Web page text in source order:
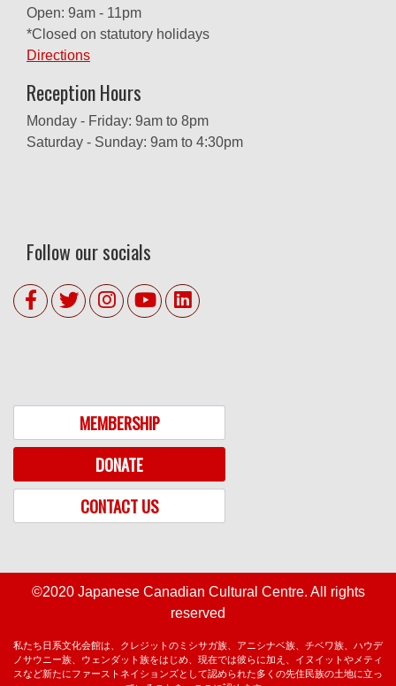
Open: 9am - 11pm
*Closed on statutory holidays
Directions
Reception Hours
Monday - Friday: 9am to 8pm
Saturday - Sunday: 9am to 4:30pm
Follow our socials
MEMBERSHIP
DONATE
CONTACT US
©2020 Japanese Canadian Cultural Centre. All rights
reserved
私たち日系文化会館は、クレジットのミシサガ族、アニシナベ族、チベワ族、ハウデ
ノサウニー族、ウェンダット族をはじめ、現在では彼らに加え、イヌイットやメティ
スなど新たにファーストネイションズとして認められた多くの先住民族の土地に立っ